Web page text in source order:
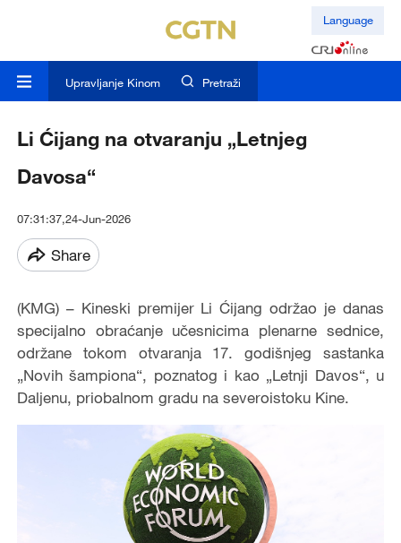
Language
Upravljanje Kinom Pretraži
Li Ćijang na otvaranju „Letnjeg
Davosa“
07:31:37,24-Jun-2026
Share
(KMG) – Kineski premijer Li Ćijang održao je danas
specijalno obraćanje učesnicima plenarne sednice,
održane tokom otvaranja 17. godišnjeg sastanka
„Novih šampiona“, poznatog i kao „Letnji Davos“, u
Daljenu, priobalnom gradu na severoistoku Kine.